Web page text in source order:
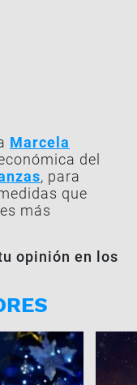
Marcela
del
, para
que
más
opinión en los